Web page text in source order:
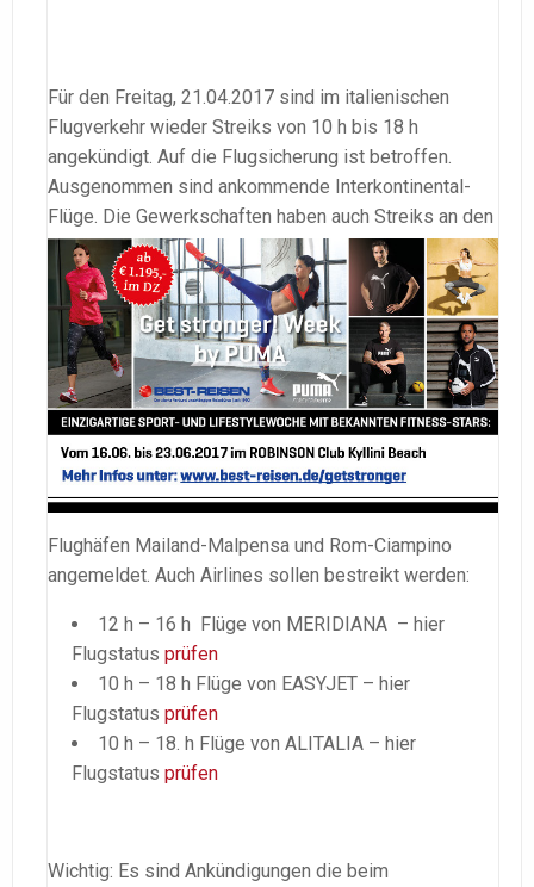
Für den Freitag, 21.04.2017 sind im italienischen
Flugverkehr wieder Streiks von 10 h bis 18 h
angekündigt. Auf die Flugsicherung ist betroffen.
Ausgenommen sind ankommende Interkontinental-
Flüge. Die Gewerkschaften haben auch Streiks an den
Flughäfen Mailand-Malpensa und Rom-Ciampino
angemeldet. Auch Airlines sollen bestreikt werden:
12 h – 16 h Flüge von MERIDIANA – hier
Flugstatus prüfen
10 h – 18 h Flüge von EASYJET – hier
Flugstatus prüfen
10 h – 18. h Flüge von ALITALIA – hier
Flugstatus prüfen
Wichtig: Es sind Ankündigungen die beim